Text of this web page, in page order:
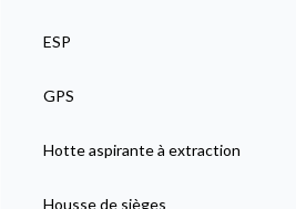
ESP
GPS
Hotte aspirante à extraction
Housse de sièges